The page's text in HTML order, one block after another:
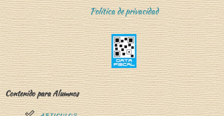
Política de privacidad
Contenido para Alumnos